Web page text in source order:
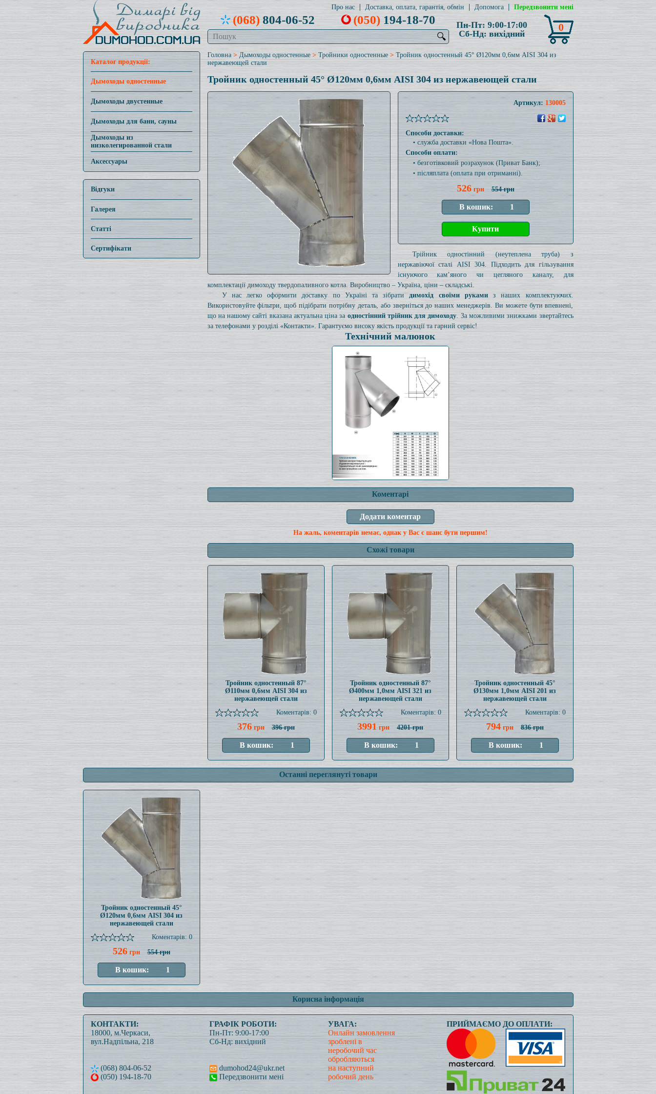
Про нас Доставка, оплата, гарантія, обмін Допомога Передзвонити мені
(068)804-06-52 (050)194-18-70
🔍
Пн-Пт: 9:00-17:00
Сб-Нд: вихідний
0
Каталог продукції:
Дымоходы одностенные
Дымоходы двустенные
Дымоходы для бани, сауны
Дымоходы из
низколегированной стали
Аксессуары
Відгуки
Галерея
Статті
Сертифікати
Головна> Дымоходы одностенные> Тройники одностенные> Тройник одностенный 45° Ø120мм 0,6мм AISI 304 из
нержавеющей стали
Тройник одностенный 45° Ø120мм 0,6мм AISI 304 из нержавеющей стали
Артикул:130005
Способи доставки:
• служба доставки «Нова Пошта».
Способи оплати:
• безготівковий розрахунок (Приват Банк);
• післяплата (оплата при отриманні).
526грн 554 грн
Трійник одностінний (неутеплена труба) з
нержавіючої сталі AISI 304. Підходить для гільзування
існуючого кам’яного чи цегляного каналу, для
комплектації димоходу твердопаливного котла. Виробництво – Україна, ціни – складські.
У нас легко оформити доставку по Україні та зібратидимохід своїми рукамиз наших комплектуючих.
Використовуйте фільтри, щоб підібрати потрібну деталь, або зверніться до наших менеджерів. Ви можете бути впевнені,
що на нашому сайті вказана актуальна ціна заодностінний трійник для димоходу. За можливими знижками звертайтесь
за телефонами у розділі «Контакти». Гарантуємо високу якість продукції та гарний сервіс!
Технічний малюнок
Коментарі
На жаль, коментарів немає, однак у Вас є шанс бути першим!
Схожі товари
Тройник одностенный 87°
Ø110мм 0,6мм AISI 304 из
нержавеющей стали
Коментарів: 0
376грн 396 грн
Тройник одностенный 87°
Ø400мм 1,0мм AISI 321 из
нержавеющей стали
Коментарів: 0
3991 грн 4201 грн
Тройник одностенный 45°
Ø130мм 1,0мм AISI 201 из
нержавеющей стали
Коментарів: 0
794грн 836 грн
Останні переглянуті товари
Тройник одностенный 45°
Ø120мм 0,6мм AISI 304 из
нержавеющей стали
Коментарів: 0
526грн 554 грн
Корисна інформація
КОНТАКТИ:
18000, м.Черкаси,
вул.Надпільна, 218
(068) 804-06-52
(050) 194-18-70
ГРАФІК РОБОТИ:
Пн-Пт: 9:00-17:00
Сб-Нд: вихідний
dumohod24@ukr.net
Передзвонити мені
УВАГА:
Онлайн замовлення
зроблені в
неробочий час
обробляються
на наступний
робочий день
ПРИЙМАЄМО ДО ОПЛАТИ: